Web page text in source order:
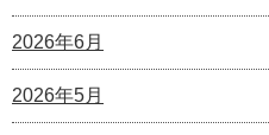
2026年6月
2026年5月